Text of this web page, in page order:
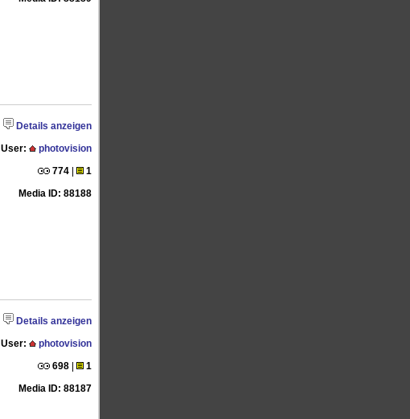
Details anzeigen
User:
photovision
774
1
Media ID: 88188
Details anzeigen
User:
photovision
698
1
Media ID: 88187